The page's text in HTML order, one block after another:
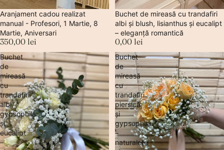
Aranjament cadou realizat
manual - Profesori, 1 Martie, 8
Martie, Aniversari
350,00 lei
Sold out
Buchet de mireasă cu trandafiri
albi și blush, lisianthus și eucalipt
– eleganță romantică
0,00 lei
Buchet
de
mireasă
cu
trandafiri
albi,
gypsophila
și
eucalipt
–
Buchet
de
mireasă
cu
trandafiri
piersică
și
gypsophila
–
naturalețe